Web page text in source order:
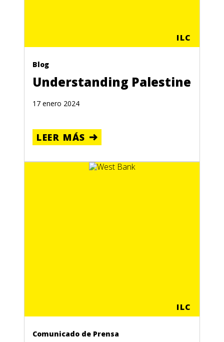
ILC
Blog
Understanding Palestine
17 enero 2024
LEER MÁS
ILC
Comunicado de Prensa